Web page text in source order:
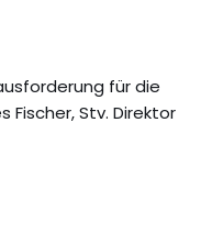
für die
Fischer, Stv. Direktor